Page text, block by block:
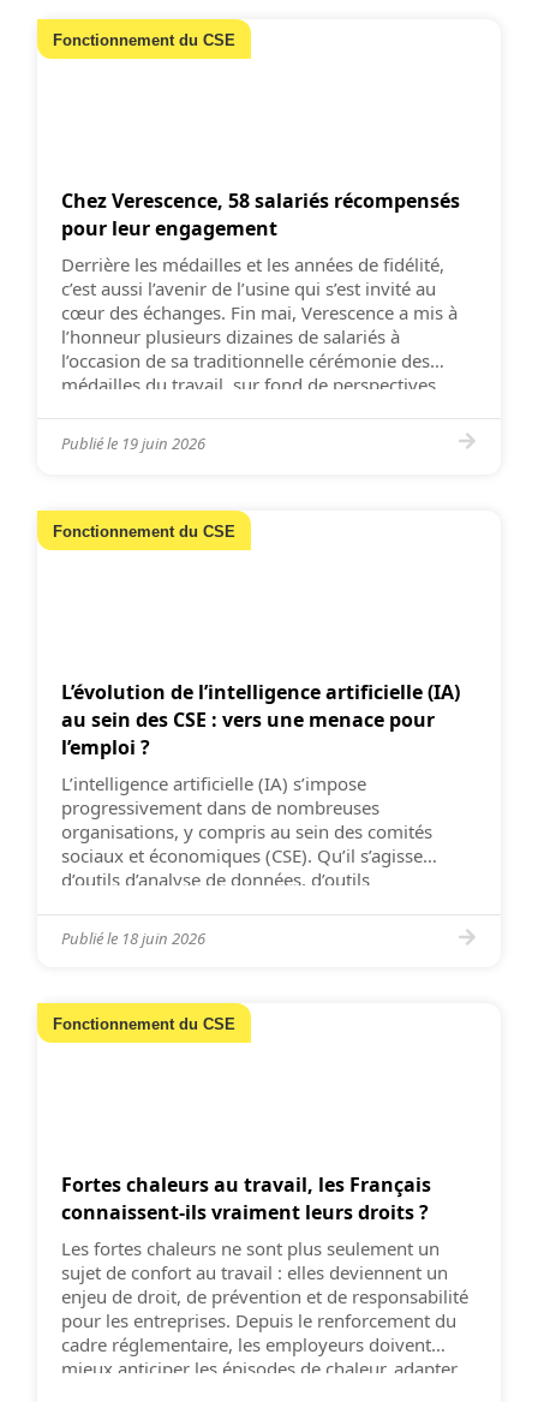
Fonctionnement du CSE
Chez Verescence, 58 salariés récompensés
pour leur engagement
Derrière les médailles et les années de fidélité,
c’est aussi l’avenir de l’usine qui s’est invité au
cœur des échanges. Fin mai, Verescence a mis à
l’honneur plusieurs dizaines de salariés à
l’occasion de sa traditionnelle cérémonie des
médailles du travail, sur fond de perspectives
Bains. Réunis à la […]
Publié le 19 juin 2026
Fonctionnement du CSE
L’évolution de l’intelligence artificielle (IA)
au sein des CSE : vers une menace pour
l’emploi ?
L’intelligence artificielle (IA) s’impose
progressivement dans de nombreuses
organisations, y compris au sein des comités
sociaux et économiques (CSE). Qu’il s’agisse
d’outils d’analyse de données, d’outils
encore d’assistants virtuels capables de répondre
à certaines questions des salariés, les applications
significatifs en efficacité. […]
Publié le 18 juin 2026
Fonctionnement du CSE
Fortes chaleurs au travail, les Français
connaissent-ils vraiment leurs droits ?
Les fortes chaleurs ne sont plus seulement un
sujet de confort au travail : elles deviennent un
enjeu de droit, de prévention et de responsabilité
pour les entreprises. Depuis le renforcement du
cadre réglementaire, les employeurs doivent
mieux anticiper les épisodes de chaleur, adapter